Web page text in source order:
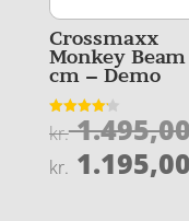
Crossmaxx
Monkey Beam
cm – Demo
Vurderet
4.2
kr.
kr. 1.195,00